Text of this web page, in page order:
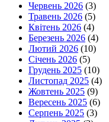
Червень 2026 (3)
Травень 2026 (5)
Квітень 2026 (4)
Березень 2026 (4)
Лютий 2026 (10)
Січень 2026 (5)
Грудень 2025 (10)
Листопад 2025 (4)
Жовтень 2025 (9)
Вересень 2025 (6)
Серпень 2025 (3)